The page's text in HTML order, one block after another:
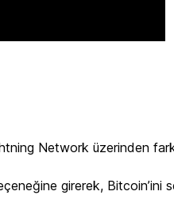
Network üzerinden
girerek, Bitcoin’ini